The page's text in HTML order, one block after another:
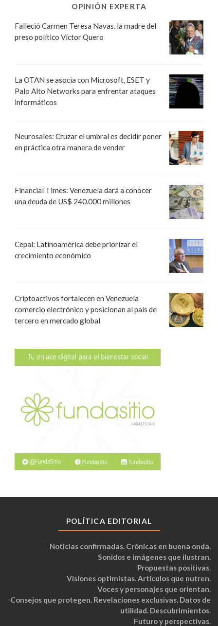
OPINIÓN EXPERTA
Falleció Carmen Teresa Navas, la madre del
preso político Víctor Quero
La OTAN se asocia con Microsoft, ESET y
Palo Alto Networks para enfrentar ataques
informáticos
Neurosales: Cruzar el umbral es decidir poner
en práctica otra manera de vender
Financial Times: Venezuela dará a conocer
una deuda de US$ 240.000 millones
Cepal: Latinoamérica debe priorizar el
crecimiento económico
Criptoactivos fortalecen en Venezuela
comercio electrónico y posicionan al país de
tercero en mercado global
POLÍTICA EDITORIAL
Noticias confirmadas. Crónicas en buena onda.
Sonidos e imágenes que ilustran.
Propuestas positivas.
Visiones optimistas. Artículos que nutren.
Voces y personajes que orientan.
Consejos que protegen. Revelaciones exclusivas. Datos de
utilidad. Descubrimientos.
Futuro y perspectivas.